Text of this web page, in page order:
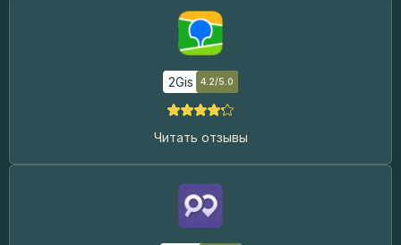
2Gis 4.2/5.0
Читать отзывы